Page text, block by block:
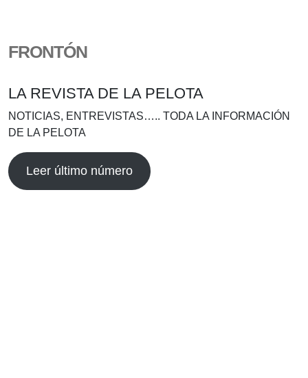
FRONTÓN
LA REVISTA DE LA PELOTA
NOTICIAS, ENTREVISTAS….. TODA LA INFORMACIÓN
DE LA PELOTA
Leer último número